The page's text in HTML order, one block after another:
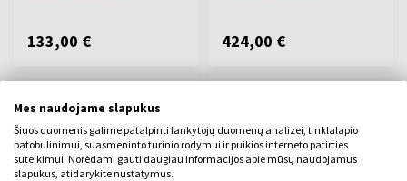
133,00 € 424,00 €
Mes naudojame slapukus
Šiuos duomenis galime patalpinti lankytojų duomenų analizei, tinklalapio
patobulinimui, suasmeninto turinio rodymui ir puikios interneto patirties
suteikimui. Norėdami gauti daugiau informacijos apie mūsų naudojamus
slapukus, atidarykite nustatymus.